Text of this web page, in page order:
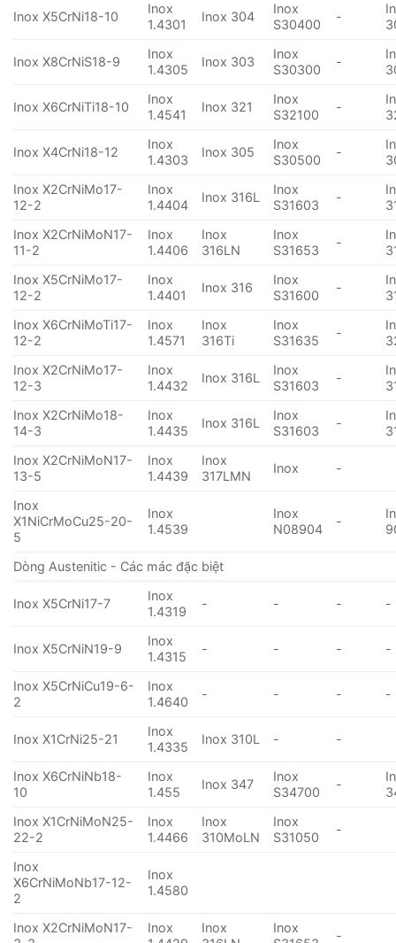
Inox X5CrNi18-10
Inox
1.4301
Inox 304
Inox
S30400
-
Inox X8CrNiS18-9
Inox
1.4305
Inox 303
Inox
S30300
-
Inox X6CrNiTi18-10
Inox
1.4541
Inox 321
Inox
S32100
-
Inox X4CrNi18-12
Inox
1.4303
Inox 305
Inox
S30500
-
Inox X2CrNiMo17-
12-2
Inox
1.4404
Inox 316L
Inox
S31603
-
Inox X2CrNiMoN17-
11-2
Inox
1.4406
Inox
316LN
Inox
S31653
-
Inox X5CrNiMo17-
12-2
Inox
1.4401
Inox 316
Inox
S31600
-
Inox X6CrNiMoTi17-
12-2
Inox
1.4571
Inox
316Ti
Inox
S31635
-
Inox X2CrNiMo17-
12-3
Inox
1.4432
Inox 316L
Inox
S31603
-
Inox X2CrNiMo18-
14-3
Inox
1.4435
Inox 316L
Inox
S31603
-
Inox X2CrNiMoN17-
13-5
Inox
1.4439
Inox
317LMN
Inox -
Inox
X1NiCrMoCu25-20-
5
Inox
1.4539
Inox
N08904
-
Dòng Austenitic - Các mác đặc biệt
Inox X5CrNi17-7
Inox
1.4319
- - - -
Inox X5CrNiN19-9
Inox
1.4315
- - - -
Inox X5CrNiCu19-6-
2
Inox
1.4640
- - - -
Inox X1CrNi25-21
Inox
1.4335
Inox 310L - -
Inox X6CrNiNb18-
10
Inox
1.455
Inox 347
Inox
S34700
-
Inox X1CrNiMoN25-
22-2
Inox
1.4466
Inox
310MoLN
Inox
S31050
-
Inox
X6CrNiMoNb17-12-
2
Inox
1.4580
Inox X2CrNiMoN17-
Inox
Inox
Inox
-